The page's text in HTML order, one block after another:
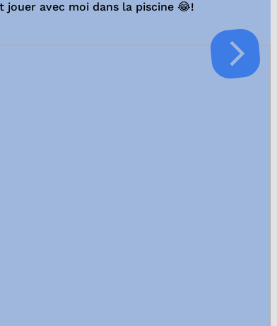
jouer avec moi dans la piscine 😂!